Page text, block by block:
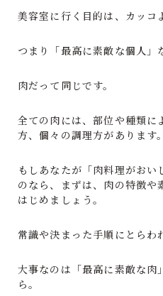
美容室に行く目的は、カッコ
つまり「最高に素敵な個人」
肉だって同じです。
全ての肉には、部位や種類に
方、個々の調理方があります。
もしあなたが「肉料理がおい
のなら、まずは、肉の特徴や
はじめましょう。
常識や決まった手順にとらわ
大事なのは「最高に素敵な肉
ら。